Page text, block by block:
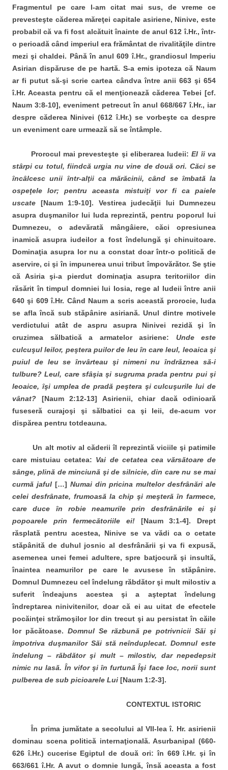
Fragmentul pe care l-am citat mai sus, de vreme ce
prevesteşte căderea măreţei capitale asiriene, Ninive, este
probabil că va fi fost alcătuit înainte de anul 612 î.Hr., într-
o perioadă când imperiul era frământat de rivalităţile dintre
mezi şi chaldei. Până în anul 609 î.Hr., grandiosul Imperiu
Asirian dispăruse de pe hartă. S-a emis ipoteza că Naum
ar fi putut să-şi scrie cartea cândva între anii 663 şi 654
î.Hr. Aceasta pentru că el menţionează căderea Tebei [cf.
Naum 3:8-10], eveniment petrecut în anul 668/667 î.Hr., iar
despre căderea Ninivei (612 î.Hr.) se vorbeşte ca despre
un eveniment care urmează să se întâmple.
Prorocul mai prevesteşte şi eliberarea Iudeii:El îi va
stârpi cu totul, fiindcă urgia nu vine de două ori. Căci se
încâlcesc unii într-alţii ca mărăcinii, când se îmbată la
ospeţele lor; pentru aceasta mistuiţi vor fi ca paiele
uscate [Naum 1:9-10]. Vestirea judecăţii lui Dumnezeu
asupra duşmanilor lui Iuda reprezintă, pentru poporul lui
Dumnezeu, o adevărată mângâiere, căci opresiunea
inamică asupra iudeilor a fost îndelungă şi chinuitoare.
Dominaţia asupra lor nu a constat doar într-o politică de
aservire, ci şi în impunerea unui tribut împovărător. Se ştie
că Asiria şi-a pierdut dominaţia asupra teritoriilor din
răsărit în timpul domniei lui Iosia, rege al Iudeii între anii
640 şi 609 î.Hr. Când Naum a scris această prorocie, Iuda
se afla încă sub stăpânire asiriană. Unul dintre motivele
verdictului atât de aspru asupra Ninivei rezidă şi în
cruzimea sălbatică a armatelor asiriene: Unde este
culcuşul leilor, peştera puilor de leu în care leul, leoaica şi
puiul de leu se învârteau şi nimeni nu îndrăznea să-i
tulbure? Leul, care sfâşia şi sugruma prada pentru pui şi
leoaice, îşi umplea de pradă peştera şi culcuşurile lui de
vânat? [Naum 2:12-13] Asirienii, chiar dacă odinioară
fuseseră curajoşi şi sălbatici ca şi leii, de-acum vor
dispărea pentru totdeauna.
Un alt motiv al căderii îl reprezintă viciile şi patimile
care mistuiau cetatea: Vai de cetatea cea vărsătoare de
sânge, plină de minciună şi de silnicie, din care nu se mai
curmă jaful[…] Numai din pricina multelor desfrânări ale
celei desfrânate, frumoasă la chip şi meşteră în farmece,
care duce în robie neamurile prin desfrânările ei şi
popoarele prin fermecătoriile ei! [Naum 3:1-4]. Drept
răsplată pentru acestea, Ninive se va vădi ca o cetate
stăpânită de duhul josnic al desfrânării şi va fi expusă,
asemenea unei femei adultere, spre batjocură şi insultă,
înaintea neamurilor pe care le avusese în stăpânire.
Domnul Dumnezeu cel îndelung răbdător şi mult milostiv a
suferit îndeajuns acestea şi a aşteptat îndelung
îndreptarea ninivitenilor, doar că ei au uitat de efectele
pocăinţei strămoşilor lor din trecut şi au persistat în căile
lor păcătoase. Domnul Se răzbună pe potrivnicii Săi şi
împotriva duşmanilor Săi stă neînduplecat. Domnul este
îndelung – răbdător şi mult – milostiv, dar nepedepsit
nimic nu lasă. În vifor şi în furtună Îşi face loc, norii sunt
pulberea de sub picioarele Lui [Naum 1:2-3].
CONTEXTUL ISTORIC
În prima jumătate a secolului al VII-lea î. Hr. asirienii
dominau scena politică internaţională. Asurbanipal (660-
626 î.Hr.) cucerise Egiptul de două ori: în 669 î.Hr. şi în
663/661 î.Hr. A avut o domnie lungă, însă aceasta a fost